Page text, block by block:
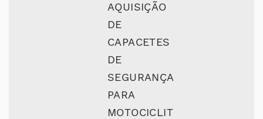
AQUISIÇÃO
DE
CAPACETES
DE
SEGURANÇA
PARA
MOTOCICLIT